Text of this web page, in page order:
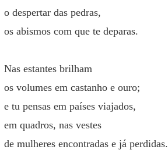
o despertar das pedras,
os abismos com que te deparas.
Nas estantes brilham
os volumes em castanho e ouro;
e tu pensas em países viajados,
em quadros, nas vestes
de mulheres encontradas e já perdidas.